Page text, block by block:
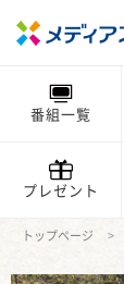
番組一覧
プレゼント
トップページ